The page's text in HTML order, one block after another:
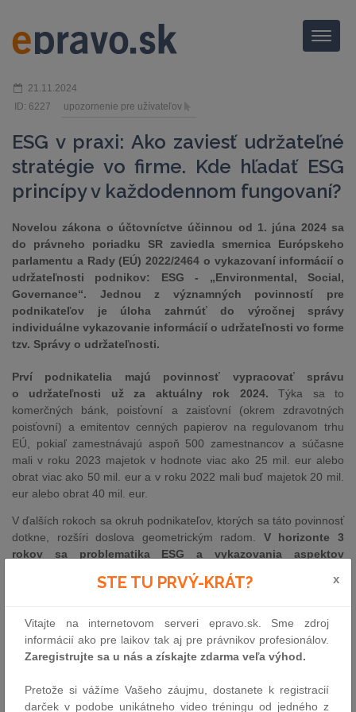
Menu
21.11.2024
ID: 6227
upozornenie pre užívateľov
ESG v praxi: Ako zaviesť udržateľné
stratégie vo firme. Kde hľadať ESG
princípy v každodennom fungovaní?
Novelou zákona o účtovníctve účinnou od 1. júna 2024 sa
do právneho poriadku SR zaviedla smernica Európskeho
parlamentu a Rady (EÚ) 2022/2464 o vykazovaní informácií o
udržateľnosti podnikov: ESG - „Environmental, Social,
Governance“. Jednou z významných povinností pre
podnikateľov je úloha zahrnúť do výročnej správy
individuálne vykazovanie informácií o udržateľnosti vo forme
tzv. Správy o udržateľnosti.
Prví podnikatelia majú povinnosť vypracovať správu
o udržateľnosti už za aktuálny rok 2024. Týka sa to
komerčných bánk, poisťovní a zaisťovní (okrem zdravotných
poisťovní) a emitentov cenných papierov na regulovanom trhu
EÚ, pokiaľ zamestnávajú aspoň 500 zamestnancov a súčasne
mali v roku 2023 majetok v hodnote viac ako 25 mil. eur alebo
obrat viac ako 50 mil. eur a v roku 2022 mali buď majetok 20 mil.
eur alebo obrat 40 mil. eur.
V ďalších rokoch sa okruh podnikateľov, ktorých sa táto povinnosť
dotkne, rozšíri doslova geometrickým radom. V horizonte 3
rokov sa problematika ESG a vykazovania aspektov
udržateľnosti pri podnikateľskej činnosti dotkne prakticky
každého podnikateľa. Každý, koho sa povinnosti sledovania
musí totiž svoje vlastné hodnotenie udržateľnosti upravovať aj
s ohľadom na aktivity svojich dodávateľov.Väčšie spoločnosti
tak budú vytvárať tlak na svojich menších dodávateľov
dôveryhodne preukázať svoje hodnotenie, tzv.ESG skóre.
výberových konaniach a tendroch bude práve podmienka
STE TU PRVÝ-KRÁT? x
Vitajte na internetovom serveri epravo.sk. Sme zdroj
informácií ako pre laikov tak aj pre právnikov profesionálov.
Zaregistrujte sa u nás a získajte zdarma veľa výhod.
Pretože si vážíme Vašeho záujmu, dostanete k registracií
darček v podobe unikátneho video tréningu od jedného z